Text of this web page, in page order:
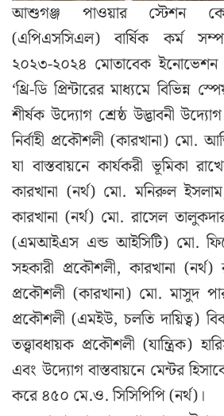
আশুগঞ্জ পাওয়ার স্টেশন
(এপিএসসিএল) বার্ষিক কর্ম
২০২৩-২০২৪ মোতাবেক ইনোভেশন
‘থ্রি-ডি প্রিন্টারের মাধ্যমে বিভিন্ন
শীর্ষক উদ্যোগ শ্রেষ্ঠ উদ্ভাবনী উদ্যোগ
নির্বাহী প্রকৌশলী (কারখানা) মো.
যা বাস্তবায়নে কার্যকরী ভূমিকা
কারখানা (নর্থ) মো. মনিরুল
কারখানা (নর্থ) মো. রাসেল
(এমআইএস এন্ড আইসিটি) মো.
সহকারী প্রকৌশলী, কারখানা
প্রকৌশলী (কারখানা) মো. মাসুদ
প্রকৌশলী (এমইউ, চলতি দায়িত্ব)
তত্ত্বাবধায়ক প্রকৌশলী (যান্ত্রিক)
এবং উদ্যোগ বাস্তবায়নে মেন্টর
করে ৪৫০ মে.ও. সিসিপিপি (নর্থ)।